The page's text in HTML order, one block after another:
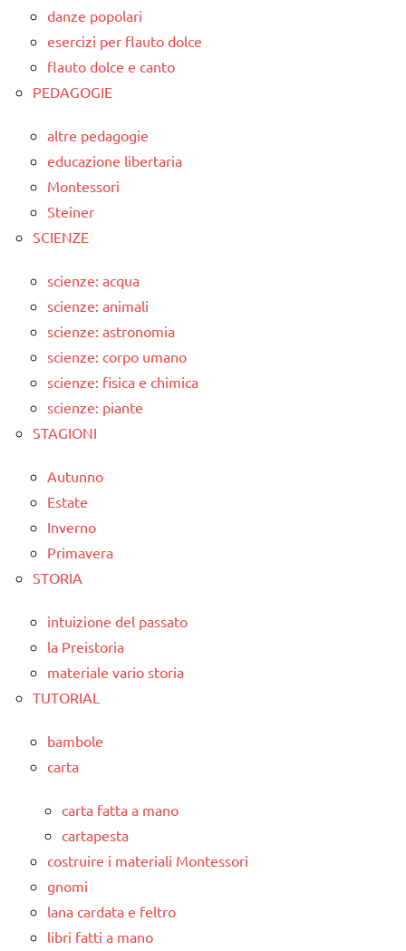
danze popolari
esercizi per flauto dolce
flauto dolce e canto
PEDAGOGIE
altre pedagogie
educazione libertaria
Montessori
Steiner
SCIENZE
scienze: acqua
scienze: animali
scienze: astronomia
scienze: corpo umano
scienze: fisica e chimica
scienze: piante
STAGIONI
Autunno
Estate
Inverno
Primavera
STORIA
intuizione del passato
la Preistoria
materiale vario storia
TUTORIAL
bambole
carta
carta fatta a mano
cartapesta
costruire i materiali Montessori
gnomi
lana cardata e feltro
libri fatti a mano